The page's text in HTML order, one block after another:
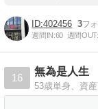
402456 3
週間IN:60 週間OUT:
16
無為是人生